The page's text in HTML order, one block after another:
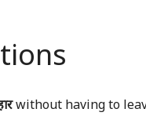
without having to